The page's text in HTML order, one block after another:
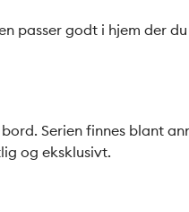
passer godt i hjem der
Serien finnes blant
og eksklusivt.